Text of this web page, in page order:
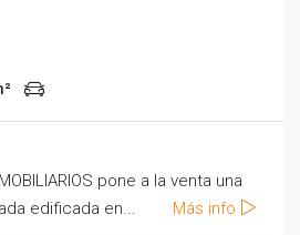
pone a la venta una
edificada en...
Más info